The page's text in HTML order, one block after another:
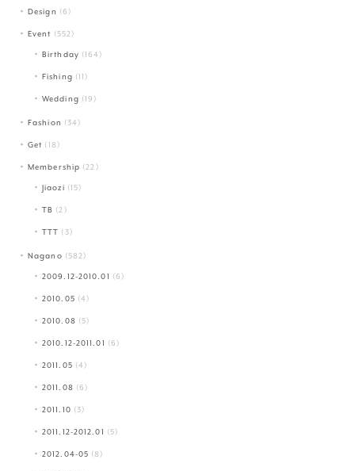
Design (6)
Event (552)
Birthday (164)
Fishing (11)
Wedding (19)
Fashion (34)
Get (18)
Membership (22)
Jiaozi (15)
TB (2)
TTT (3)
Nagano (582)
2009.12-2010.01 (6)
2010.05 (4)
2010.08 (5)
2010.12-2011.01 (6)
2011.05 (4)
2011.08 (6)
2011.10 (3)
2011.12-2012.01 (5)
2012.04-05 (8)